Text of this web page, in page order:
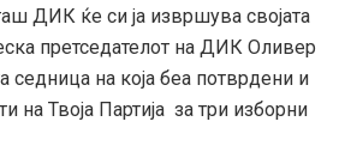
ДИК ќе си ја извршува својата
претседателот на ДИК Оливер
седница на која беа потврдени и
на Твоја Партија за три изборни